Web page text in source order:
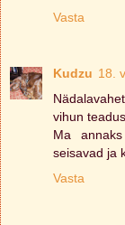
Vasta
Kudzu 18.
vihun
Ma
seisavad ja
Vasta